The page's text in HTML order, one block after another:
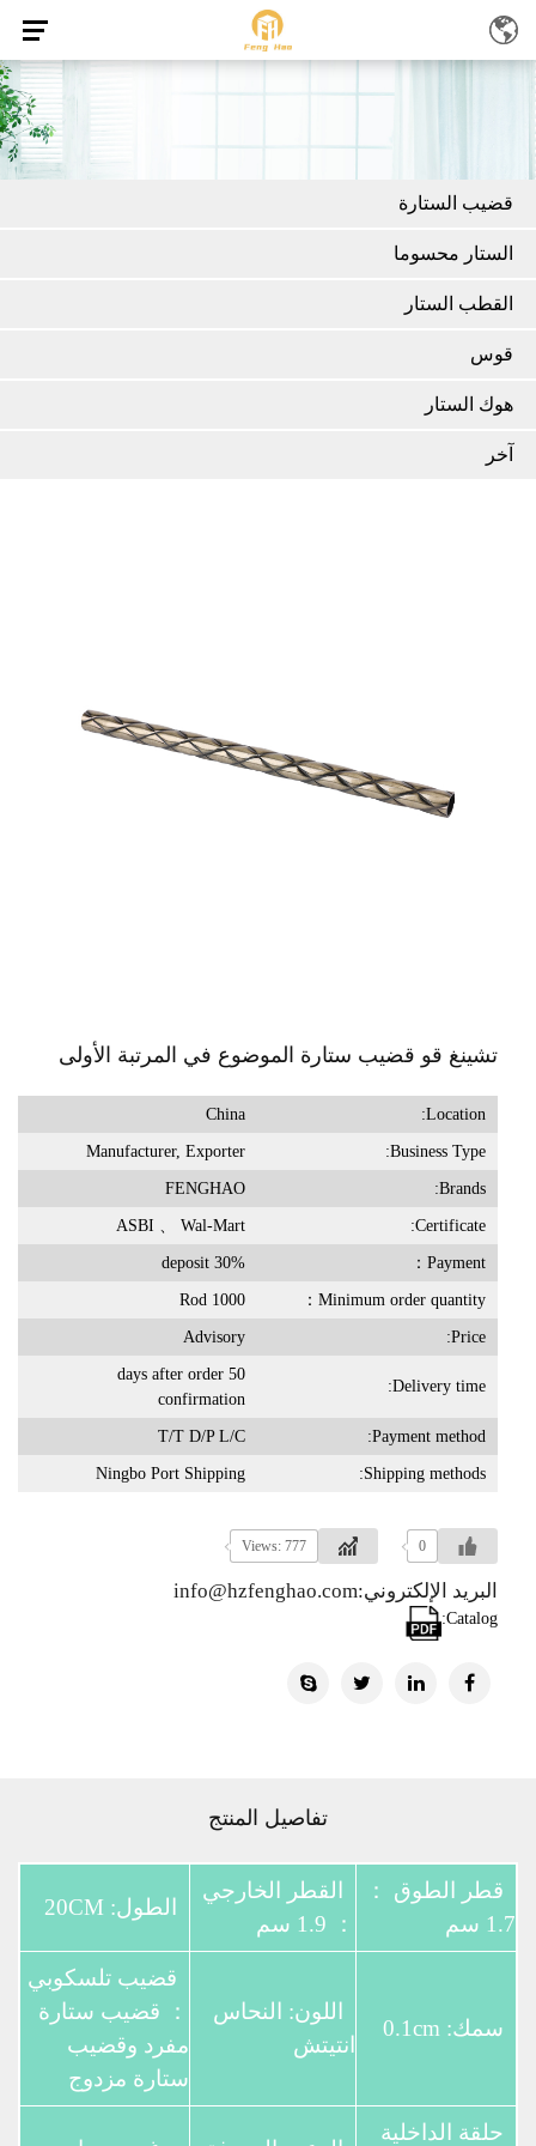
قضيب الستارة
الستار محسوما
القطب الستار
قوس
هوك الستار
آخر
تشينغ قو قضيب ستارة الموضوع في المرتبة الأولى
Location:
China
Business Type:
Manufacturer, Exporter
Brands:
FENGHAO
Certificate:
ASBI 、 Wal-Mart
Payment：
30% deposit
Minimum order quantity：
1000 Rod
Price:
Advisory
Delivery time:
50 days after order
confirmation
Payment method:
T/T D/P L/C
Shipping methods:
Ningbo Port Shipping
0
Views: 777
البريد الإلكتروني:info@hzfenghao.com
Catalog:
تفاصيل المنتج
قطر الطوق ：
1.7 سم
القطر الخارجي
： 1.9 سم
الطول: 20CM
سمك: 0.1cm
اللون: النحاس
انتيتش
قضيب تلسكوبي
： قضيب ستارة
مفرد وقضيب
ستارة مزدوج
حلقة الداخلية